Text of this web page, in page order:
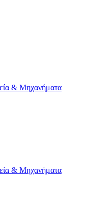
& Μηχανήματα
& Μηχανήματα